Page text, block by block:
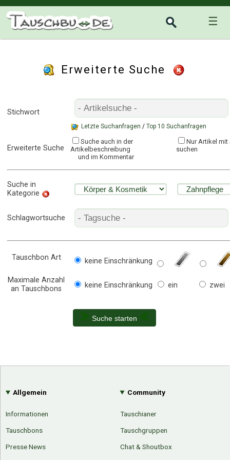
☰
Erweiterte Suche
Stichwort
Letzte Suchanfragen / Top 10 Suchanfragen
Erweiterte Suche
Suche auch in der
Artikelbeschreibung
und im Kommentar
Nur Artikel
suchen
Suche in
Kategorie
Schlagwortsuche
Tauschbon Art keine Einschränkung
Maximale Anzahl
an Tauschbons
keine Einschränkung ein zwei
Suche starten
Allgemein
Informationen
Tauschbons
Presse News
Community
Tauschianer
Tauschgruppen
Chat & Shoutbox